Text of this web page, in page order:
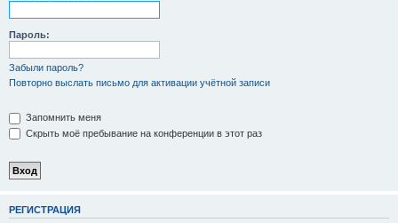
Пароль:
Забыли пароль?
Повторно выслать письмо для активации учётной записи
Запомнить меня
Скрыть моё пребывание на конференции в этот раз
РЕГИСТРАЦИЯ